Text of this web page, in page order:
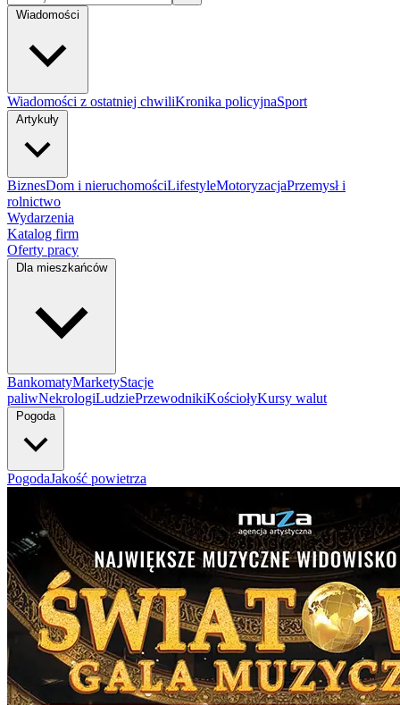
Wiadomości
Wiadomości z ostatniej chwiliKronika policyjnaSport
Artykuły
BiznesDom i nieruchomościLifestyleMotoryzacjaPrzemysł i
rolnictwo
Wydarzenia
Katalog firm
Oferty pracy
Dla mieszkańców
BankomatyMarketyStacje
paliwNekrologiLudziePrzewodnikiKościołyKursy walut
Pogoda
PogodaJakość powietrza